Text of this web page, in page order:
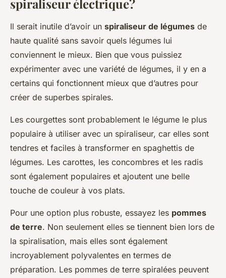
spiraliseur électrique?
Il serait inutile d’avoir un spiraliseur de légumes de
haute qualité sans savoir quels légumes lui
conviennent le mieux. Bien que vous puissiez
expérimenter avec une variété de légumes, il y en a
certains qui fonctionnent mieux que d’autres pour
créer de superbes spirales.
Les courgettes sont probablement le légume le plus
populaire à utiliser avec un spiraliseur, car elles sont
tendres et faciles à transformer en spaghettis de
légumes. Les carottes, les concombres et les radis
sont également populaires et ajoutent une belle
touche de couleur à vos plats.
Pour une option plus robuste, essayez les pommes
de terre. Non seulement elles se tiennent bien lors de
la spiralisation, mais elles sont également
incroyablement polyvalentes en termes de
préparation. Les pommes de terre spiralées peuvent